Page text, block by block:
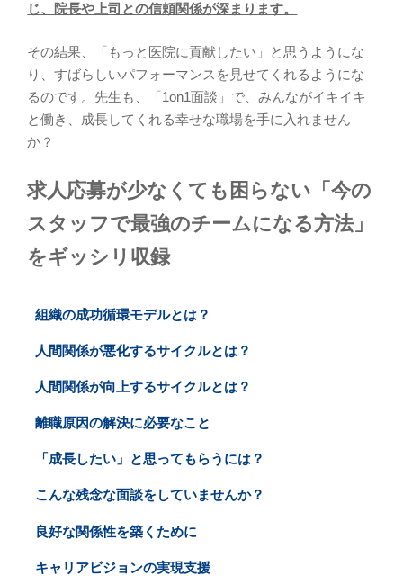
じ、院長や上司との信頼関係が深まります。
その結果、「もっと医院に貢献したい」と思うようにな
り、すばらしいパフォーマンスを見せてくれるようにな
るのです。先生も、「1on1面談」で、みんながイキイキ
と働き、成長してくれる幸せな職場を手に入れません
か？
求人応募が少なくても困らない「今の
スタッフで最強のチームになる方法」
をギッシリ収録
組織の成功循環モデルとは？
人間関係が悪化するサイクルとは？
人間関係が向上するサイクルとは？
離職原因の解決に必要なこと
「成長したい」と思ってもらうには？
こんな残念な面談をしていませんか？
良好な関係性を築くために
キャリアビジョンの実現支援